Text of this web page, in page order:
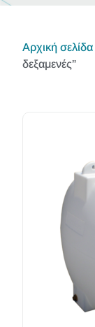
Αρχική σελίδα
δεξαμενές”